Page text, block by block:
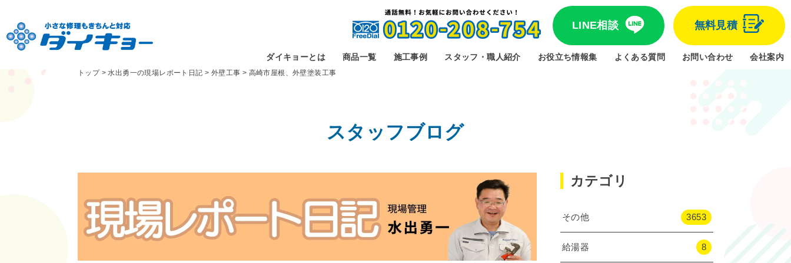
LINE相談 無料見積
ダイキョーとは 商品一覧 施工事例 スタッフ・職人紹介 お役立ち情報集 よくある質問 お問い合わせ 会社案内
トップ>水出勇一の現場レポート日記 > 外壁工事 > 高崎市屋根、外壁塗装工事
スタッフブログ
カテゴリ
その他 3653
給湯器 8